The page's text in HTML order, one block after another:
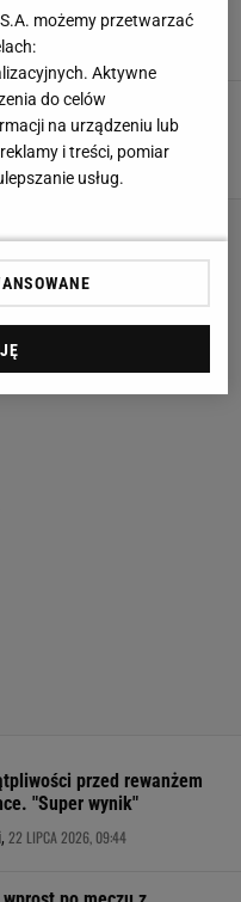
tego się zaczęło
2026, 10:50
co Lech i Górnik zrobili w
22 LIPCA 2026, 10:41
przed rewanżem
"Super wynik"
22 LIPCA 2026, 09:44
możemy przetwarzać
Aktywne
do celów
na urządzeniu lub
i treści, pomiar
usług.